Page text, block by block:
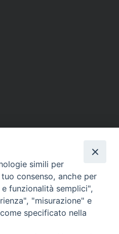
simili per
consenso, anche per
funzionalità semplici",
"misurazione" e
specificato nella